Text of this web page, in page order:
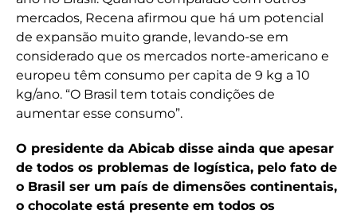
mercados, Recena afirmou que há um potencial
de expansão muito grande, levando-se em
considerado que os mercados norte-americano e
europeu têm consumo per capita de 9 kg a 10
kg/ano. “O Brasil tem totais condições de
aumentar esse consumo”.
O presidente da Abicab disse ainda que apesar
de todos os problemas de logística, pelo fato de
o Brasil ser um país de dimensões continentais,
o chocolate está presente em todos os